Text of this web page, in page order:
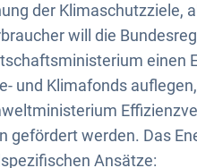
der Klimaschutzziele,
will die
einen
und Klimafonds
gefördert werden. Das
Ansätze: